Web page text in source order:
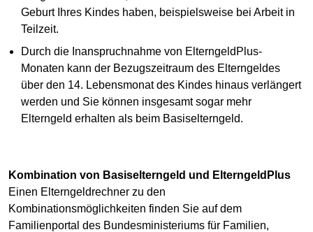
Geburt Ihres Kindes haben, beispielsweise bei Arbeit in
Teilzeit.
Durch die Inanspruchnahme von ElterngeldPlus-
Monaten kann der Bezugszeitraum des Elterngeldes
über den 14. Lebensmonat des Kindes hinaus verlängert
werden und Sie können insgesamt sogar mehr
Elterngeld erhalten als beim Basiselterngeld.
Kombination von Basiselterngeld und ElterngeldPlus
Einen Elterngeldrechner zu den
Kombinationsmöglichkeiten finden Sie auf dem
Familienportal des Bundesministeriums für Familien,